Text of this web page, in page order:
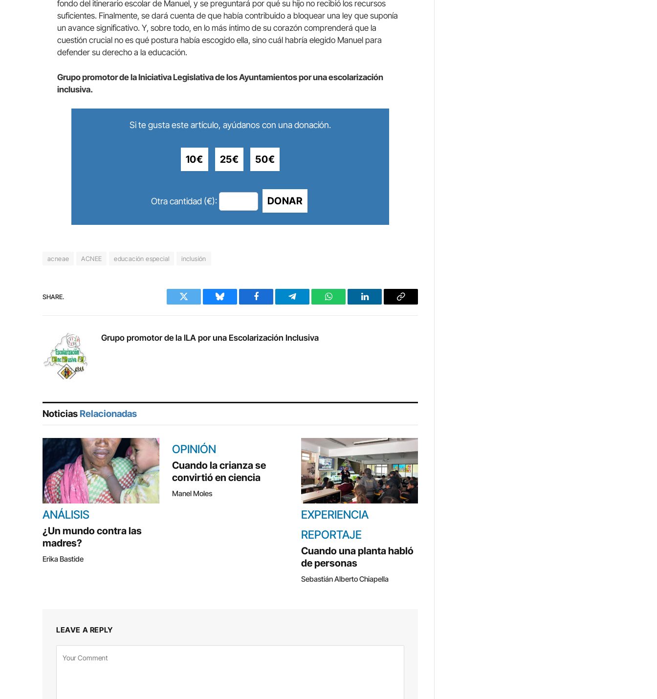
fondo del itinerario escolar de Manuel, y se preguntará por qué su hijo no recibió los recursos
suficientes. Finalmente, se dará cuenta de que había contribuido a bloquear una ley que suponía
un avance significativo. Y, sobre todo, en lo más íntimo de su corazón comprenderá que la
cuestión crucial no es qué postura había escogido ella, sino cuál habría elegido Manuel para
defender su derecho a la educación.
Grupo promotor de la Iniciativa Legislativa de los Ayuntamientos por una escolarización
inclusiva.
Si te gusta este artículo, ayúdanos con una donación.
10€ 25€ 50€
Otra cantidad (€): DONAR
acneae ACNEE educación especial inclusión
SHARE.
Twitter Bluesky Facebook Telegram WhatsAppLinkedIn Copy
Grupo promotor de la ILA por una Escolarización Inclusiva
Noticias Relacionadas
ANÁLISIS
¿Un mundo contra las
madres?
Erika Bastide
OPINIÓN
Cuando la crianza se
convirtió en ciencia
Manel Moles
EXPERIENCIA
REPORTAJE
Cuando una planta habló
de personas
Sebastián Alberto Chiapella
LEAVE A REPLY